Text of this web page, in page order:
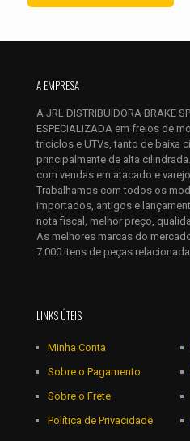
Salvar meus dados neste
eu comentar.
A EMPRESA
A JRL DISTRIBUIDORA BRAKE
ESPECIALIZADA em freios de
triciclos e UTVs, tanto de baixa
principalmente de alta
com vendas em atacado e
Trabalhamos com todos os
importados, antigos e
nota fiscal, melhor preço,
As melhores marcas do
7.000 itens de peças
LINKS ÚTEIS
Minha Conta
Sobre o Pagamento
Sobre o Frete
Política de Privacidade